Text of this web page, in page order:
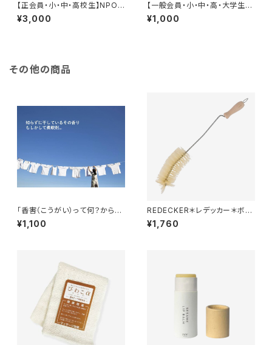
【正会員・小・中・高校生】NPO
法人気候危機対策ネットワーク
年会費
¥3,000
【一般会員・小・中・高・大学生】
NPO法人気候危機対策ネットワ
ーク 年会費
¥1,000
その他の商品
「香害（こうがい）って何？から始
める学習会」オンラインセミナー
¥1,100
REDECKER＊レデッカー＊ボト
ルブラシ＊哺乳瓶などにも＊
¥1,760